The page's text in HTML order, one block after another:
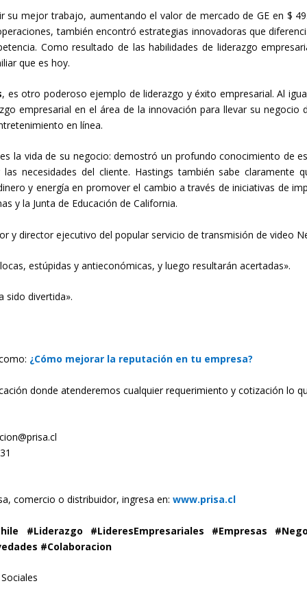
mejor trabajo, aumentando el valor de mercado de GE en $
también encontró estrategias innovadoras que
Como resultado de las habilidades de liderazgo
que es hoy.
, es otro poderoso ejemplo de liderazgo y éxito empresarial. Al
empresarial en el área de la innovación para llevar su negocio
en línea.
la vida de su negocio: demostró un profundo conocimiento de
necesidades del cliente. Hastings también sabe claramente
y energía en promover el cambio a través de iniciativas de
y la Junta de Educación de California.
y director ejecutivo del popular servicio de transmisión de video
estúpidas y antieconómicas, y luego resultarán acertadas».
sido divertida».
¿Cómo mejorar la reputación en tu empresa?
donde atenderemos cualquier requerimiento y cotización lo
comercio o distribuidor, ingresa en: www.prisa.cl
#Liderazgo #LideresEmpresariales #Empresas
#Colaboracion